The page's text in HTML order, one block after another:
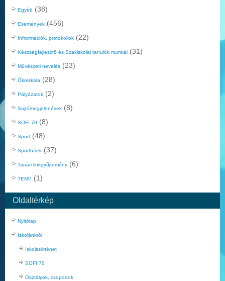
Egyéb (38)
Események (456)
Infrormációk, protokollok (22)
Készségfejlesztő és Szakiskolai tanulók munkái (31)
Művészeti nevelés (23)
Ökoiskola (28)
Pályázatok (2)
Sajtómegjelenések (8)
SOFI 70 (8)
Sport (48)
Sporthírek (37)
Tanári linkgyűjtemény (6)
TEMP (1)
Oldaltérkép
Nyitólap
Iskolánkról
Iskolatörténet
SOFI 70
Osztályok, csoportok